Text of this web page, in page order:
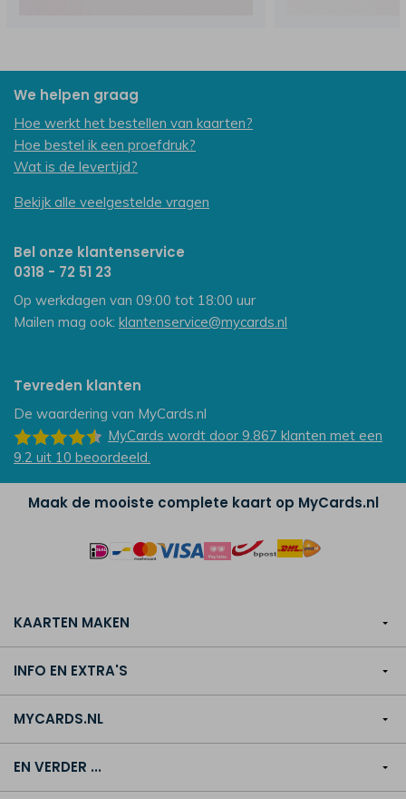
We helpen graag
Hoe werkt het bestellen van kaarten?
Hoe bestel ik een proefdruk?
Wat is de levertijd?
Bekijk alle veelgestelde vragen
Bel onze klantenservice
0318 - 72 51 23
Op werkdagen van 09:00 tot 18:00 uur
Mailen mag ook: klantenservice@mycards.nl
Tevreden klanten
De waardering van MyCards.nl
MyCards wordt door 9.867 klanten met een
9.2 uit 10 beoordeeld.
Maak de mooiste complete kaart op MyCards.nl
KAARTEN MAKEN
INFO EN EXTRA'S
MYCARDS.NL
EN VERDER ...